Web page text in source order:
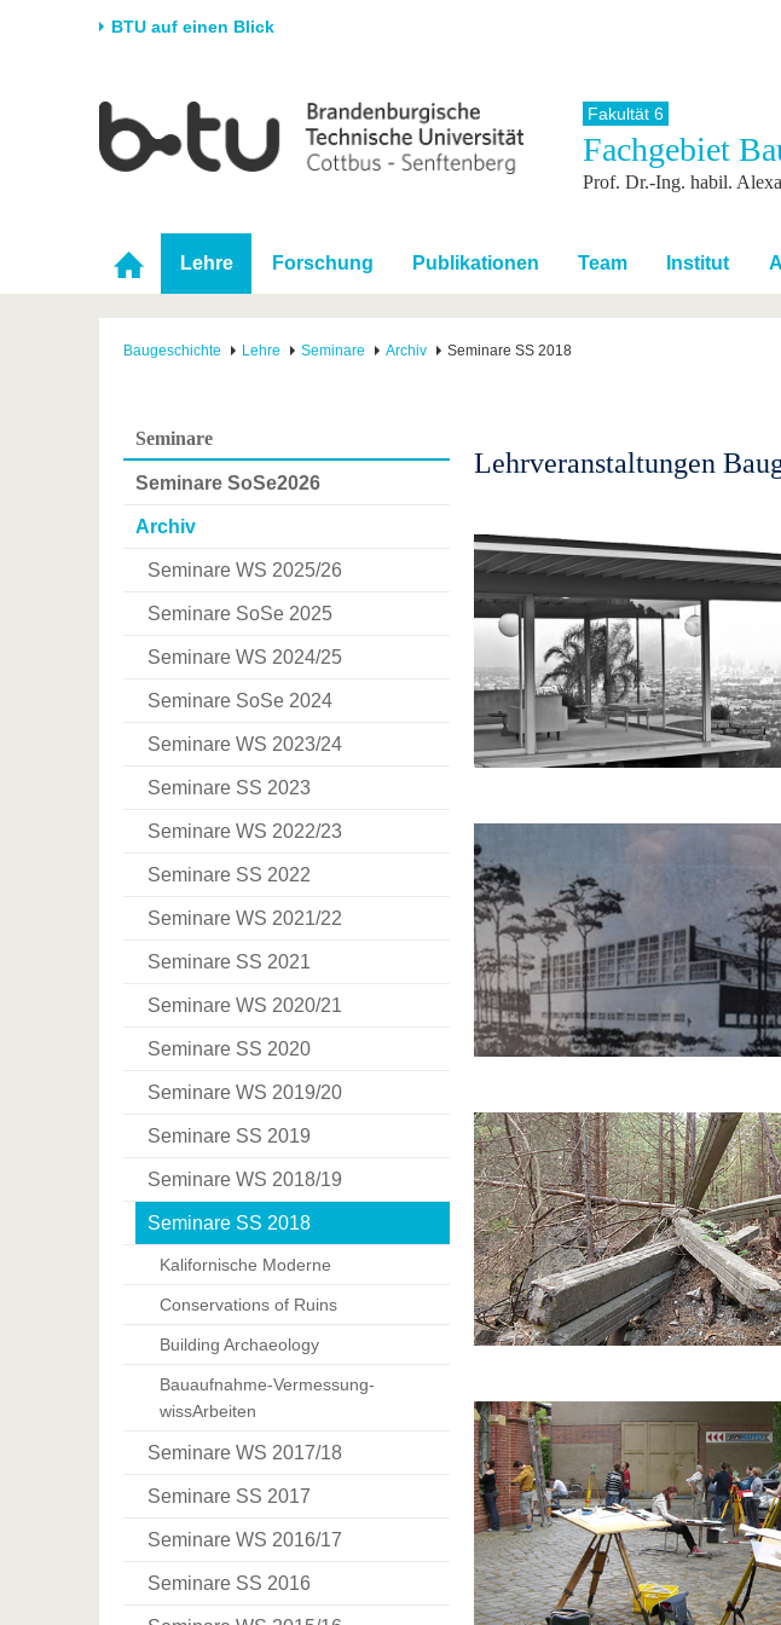
BTU auf einen Blick
Universität
Karriere & Engagement
Partnerschaften &
Strukturwandel
Forschung
Förderung
Wissenschaftlicher
Nachwuchs
Studium
Studienangebot
Im Studium
Nach dem Studium
Mit der
Für
Fakultät 6
Fachgebiet
Prof. Dr.-Ing. habil.
Lehre Forschung Publikationen Team Institut
Baugeschichte Lehre Seminare Archiv Seminare SS 2018
Seminare
Seminare SoSe2026
Archiv
Seminare WS 2025/26
Seminare SoSe 2025
Seminare WS 2024/25
Seminare SoSe 2024
Seminare WS 2023/24
Seminare SS 2023
Seminare WS 2022/23
Seminare SS 2022
Seminare WS 2021/22
Seminare SS 2021
Seminare WS 2020/21
Seminare SS 2020
Seminare WS 2019/20
Seminare SS 2019
Seminare WS 2018/19
Seminare SS 2018
Kalifornische Moderne
Conservations of Ruins
Building Archaeology
Bauaufnahme-Vermessung-
wissArbeiten
Seminare WS 2017/18
Seminare SS 2017
Seminare WS 2016/17
Seminare SS 2016
Lehrveranstaltungen